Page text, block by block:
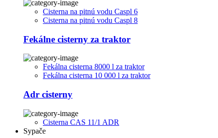
Cisterna na pitnú vodu Caspl 6
Cisterna na pitnú vodu Caspl 8
Fekálne cisterny za traktor
Fekálna cisterna 8000 l za traktor
Fekálna cisterna 10 000 l za traktor
Adr cisterny
Cisterna CAS 11/1 ADR
Sypače